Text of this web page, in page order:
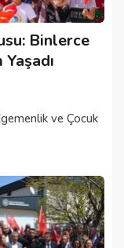
Binlerce
ve Çocuk